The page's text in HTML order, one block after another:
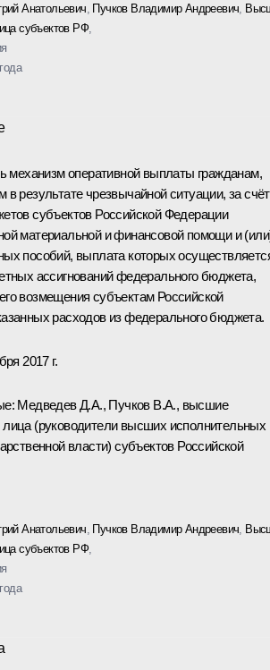
Анатольевич Пучков Владимир Андреевич
субъектов РФ,
механизм оперативной выплаты гражданам,
в результате чрезвычайной ситуации, за счёт
субъектов Российской Федерации
материальной и финансовой помощи и
пособий, выплата которых
ассигнований федерального бюджета,
возмещения субъектам Российской
расходов из федерального бюджета.
2017 г.
Медведев Д.А., Пучков В.А., высшие
(руководители высших исполнительных
власти) субъектов Российской
Анатольевич Пучков Владимир Андреевич
субъектов РФ,